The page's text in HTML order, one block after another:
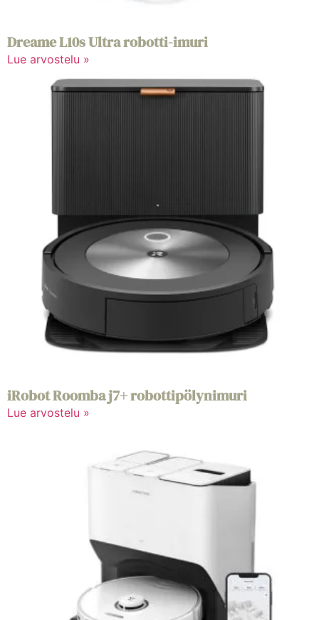
Dreame L10s Ultra robotti-imuri
Lue arvostelu »
iRobot Roomba j7+ robottipölynimuri
Lue arvostelu »